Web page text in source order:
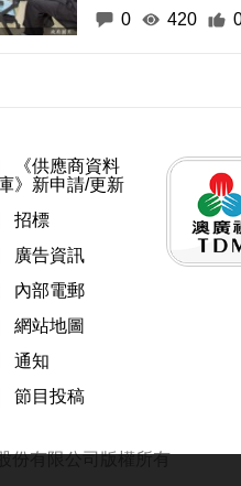
0 420
《供應商資料
》新申請/更新
招標
廣告資訊
內部電郵
網站地圖
通知
節目投稿
份有限公司版權所有